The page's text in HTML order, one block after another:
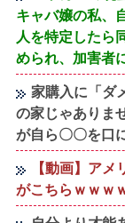
キャバ嬢の私、
人を特定したら
められ、加害者
家購入に「ダ
の家じゃありま
が自ら〇〇を口
【動画】ア
がこちらｗｗｗ